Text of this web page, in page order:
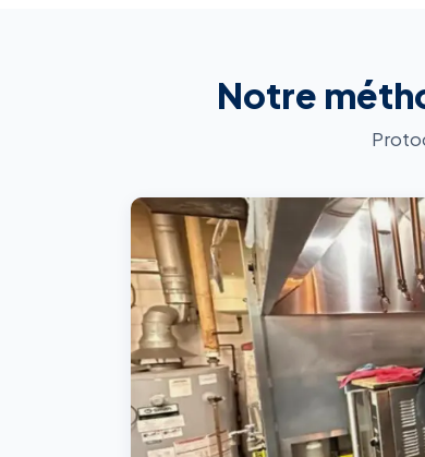
Notre